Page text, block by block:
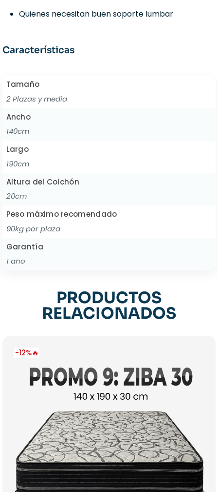
Quienes necesitan buen soporte lumbar
Características
Tamaño
2 Plazas y media
Ancho
140cm
Largo
190cm
Altura del Colchón
20cm
Peso máximo recomendado
90kg por plaza
Garantía
1 año
PRODUCTOS
RELACIONADOS
-12%🔥